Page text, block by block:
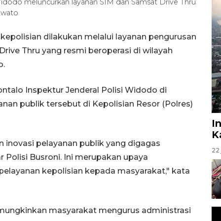
meluncurkan layanan SIM dan Samsat Drive Thru
dilakukan melalui layanan pengurusan
Thru yang resmi beroperasi di wilayah
Inspektur Jenderal Polisi Widodo di
publik tersebut di Kepolisian Resor (Polres)
inovasi pelayanan publik yang digagas
Busroni. Ini merupakan upaya
kepolisian kepada masyarakat," kata
masyarakat mengurus administrasi
22